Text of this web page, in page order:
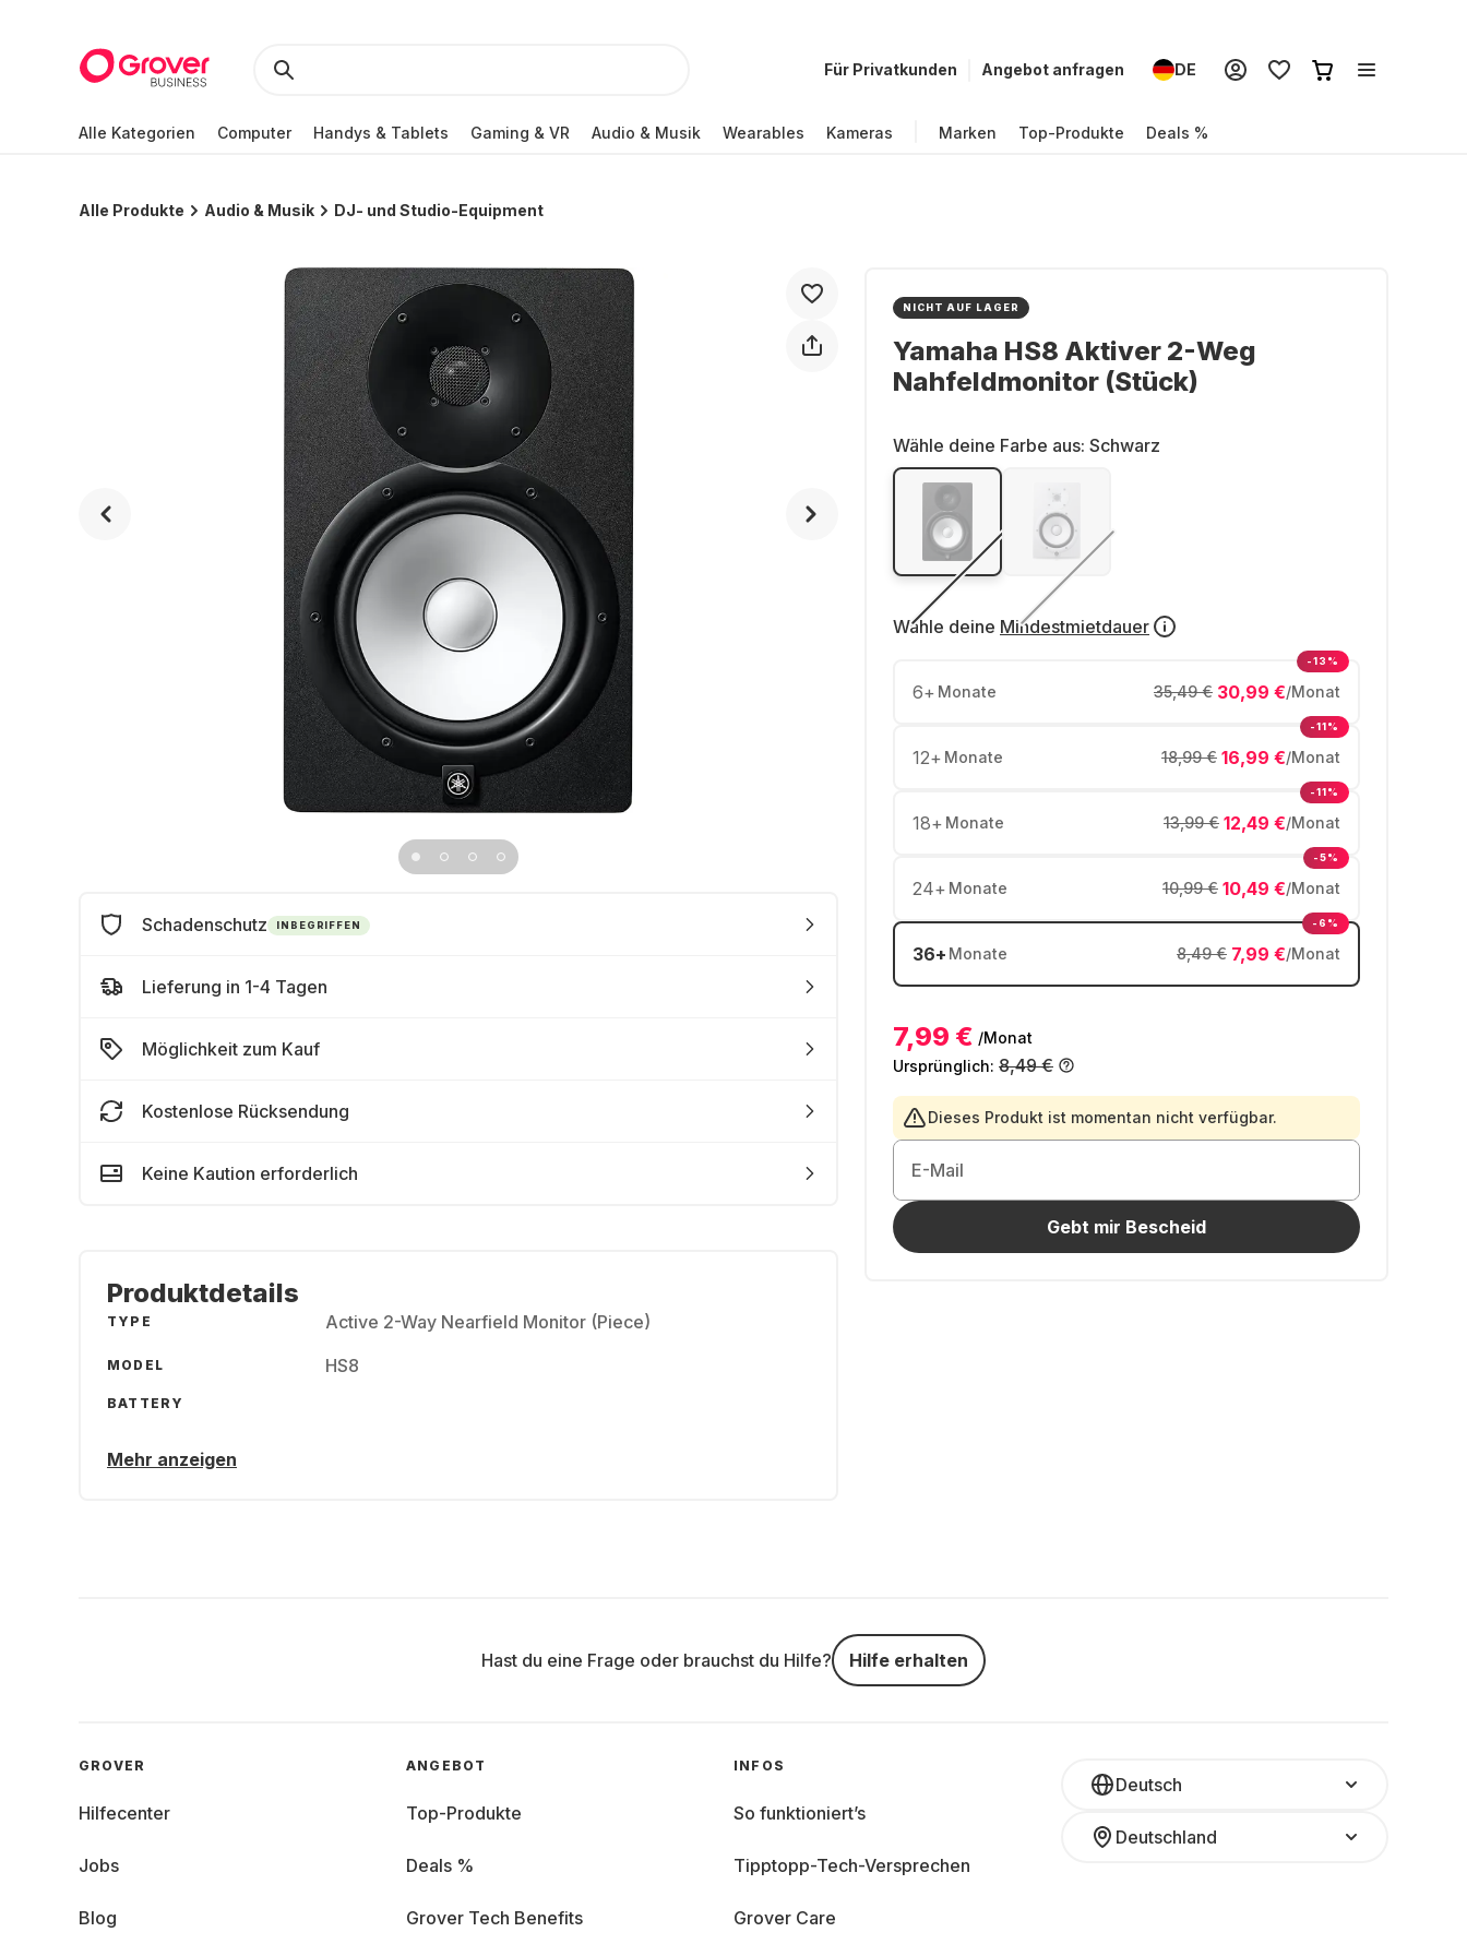
Für Privatkunden Angebot anfragen DE
Alle Kategorien Computer Handys & Tablets Gaming & VR Audio & Musik Wearables Kameras Marken Top-Produkte Deals %
Alle Produkte Audio & Musik DJ- und Studio-Equipment
NICHT AUF LAGER
Yamaha HS8 Aktiver 2-Weg
Nahfeldmonitor (Stück)
Wähle deine Farbe aus: Schwarz
Wähle deine Mindestmietdauer
6+ Monate 30,99 €/Monat
35,49 €
-13%
12+ Monate 16,99 €/Monat
18,99 €
-11%
18+ Monate 12,49 €/Monat
13,99 €
-11%
24+ Monate 10,49 €/Monat
10,99 €
-5%
36+ Monate 7,99 €/Monat
8,49 €
-6%
7,99 € /Monat
Ursprünglich: 8,49 €
Dieses Produkt ist momentan nicht verfügbar.
E-Mail
Gebt mir Bescheid
Schadenschutz INBEGRIFFEN
Lieferung in 1-4 Tagen
Möglichkeit zum Kauf
Kostenlose Rücksendung
Keine Kaution erforderlich
Produktdetails
TYPE Active 2-Way Nearfield Monitor (Piece)
MODEL HS8
BATTERY
Mehr anzeigen
Hast du eine Frage oder brauchst du Hilfe? Hilfe erhalten
Deutsch
Deutschland
GROVER
Hilfecenter
Jobs
Blog
ANGEBOT
Top-Produkte
Deals %
Grover Tech Benefits
INFOS
So funktioniert’s
Tipptopp-Tech-Versprechen
Grover Care